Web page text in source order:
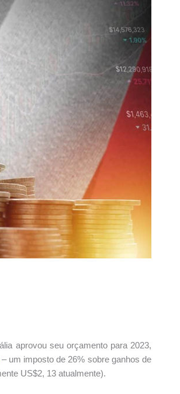
aprovou seu orçamento para 2023,
– um imposto de 26% sobre ganhos de
US$2, 13 atualmente).